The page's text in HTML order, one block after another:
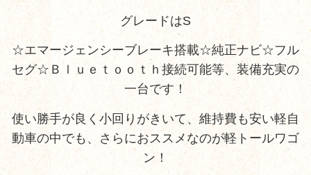
グレードはS
☆エマージェンシーブレーキ搭載☆純正ナビ☆フル
セグ☆Ｂｌｕｅｔｏｏｔｈ接続可能等、装備充実の
一台です！
使い勝手が良く小回りがきいて、維持費も安い軽自
動車の中でも、さらにおススメなのが軽トールワゴ
ン！